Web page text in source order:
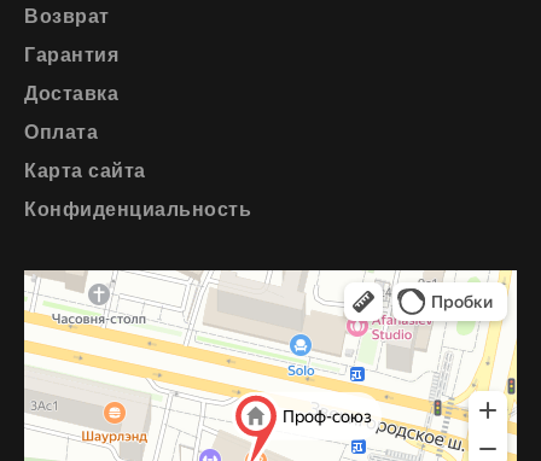
Возврат
Гарантия
Доставка
Оплата
Карта сайта
Конфиденциальность